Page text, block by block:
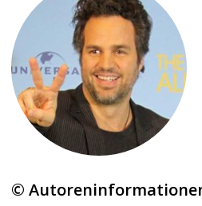
©